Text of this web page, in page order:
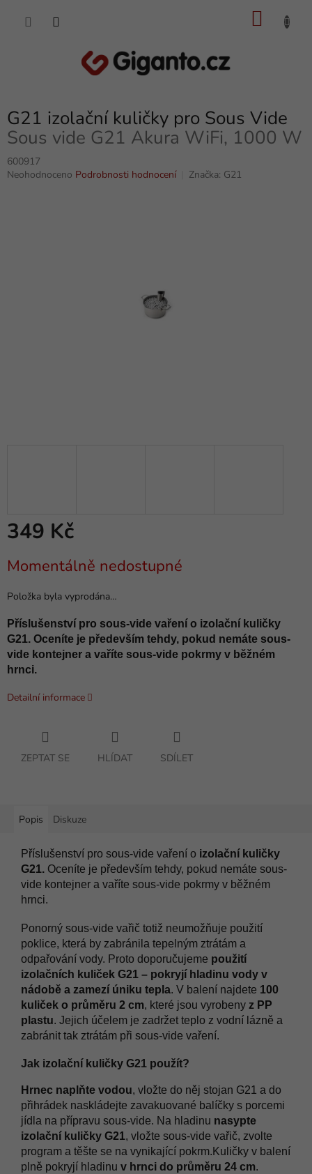
G21 izolační kuličky pro Sous Vide
Sous vide G21 Akura WiFi, 1000 W
600917
Průměrné
Neohodnoceno Podrobnosti hodnocení Značka: G21
349 Kč
cena:
Momentálně nedostupné
Položka byla vyprodána…
Příslušenství pro sous-vide vaření o izolační kuličky
G21. Oceníte je především tehdy, pokud nemáte sous-
vide kontejner a vaříte sous-vide pokrmy v běžném
hrnci.
Detailní informace
ZEPTAT SE HLÍDAT SDÍLET
Popis Diskuze
Příslušenství pro sous-vide vaření o izolační kuličky
G21. Oceníte je především tehdy, pokud nemáte sous-
vide kontejner a vaříte sous-vide pokrmy v běžném
hrnci.
Ponorný sous-vide vařič totiž neumožňuje použití
poklice, která by zabránila tepelným ztrátám a
odpařování vody. Proto doporučujeme použití
izolačních kuliček G21 – pokryjí hladinu vody v
nádobě a zamezí úniku tepla. V balení najdete 100
kuliček o průměru 2 cm, které jsou vyrobeny z PP
plastu. Jejich účelem je zadržet teplo z vodní lázně a
zabránit tak ztrátám při sous-vide vaření.
Jak izolační kuličky G21 použít?
Hrnec naplňte vodou, vložte do něj stojan G21 a do
přihrádek naskládejte zavakuované balíčky s porcemi
jídla na přípravu sous-vide. Na hladinu nasypte
izolační kuličky G21, vložte sous-vide vařič, zvolte
program a těšte se na vynikající pokrm. Kuličky v balení
plně pokryjí hladinu v hrnci do průměru 24 cm.